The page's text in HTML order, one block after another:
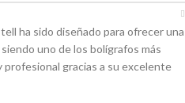
ha sido diseñado para ofrecer una
uno de los bolígrafos más
profesional gracias a su excelente